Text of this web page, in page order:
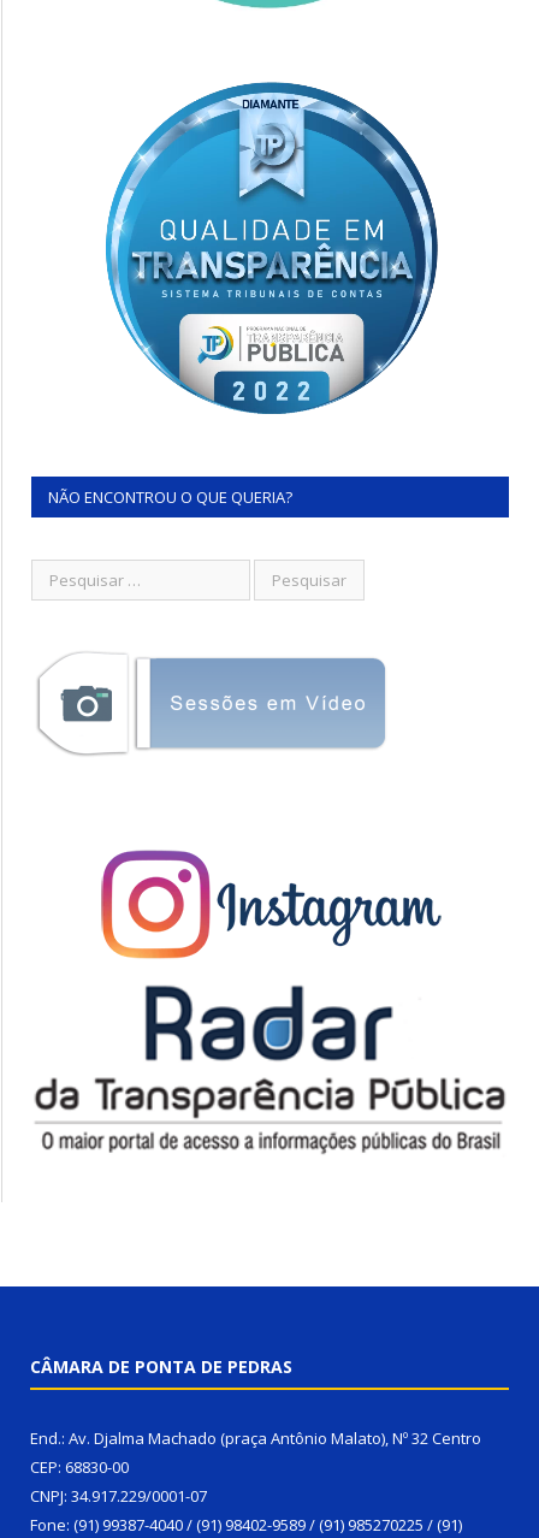
NÃO ENCONTROU O QUE QUERIA?
CÂMARA DE PONTA DE PEDRAS
End.: Av. Djalma Machado (praça Antônio Malato), Nº 32 Centro
CEP: 68830-00
CNPJ: 34.917.229/0001-07
Fone: (91) 99387-4040 / (91) 98402-9589 / (91) 985270225 / (91)